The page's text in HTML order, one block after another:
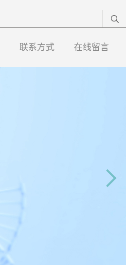
联系方式 在线留言